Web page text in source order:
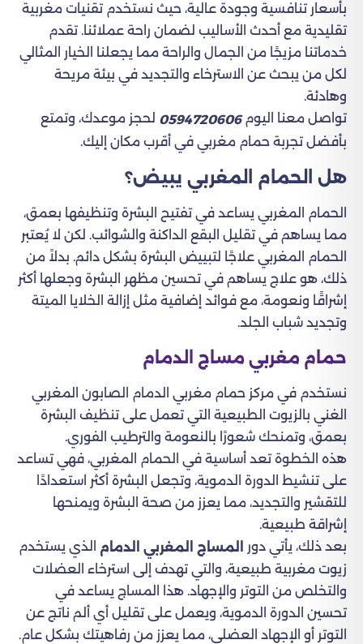
بأسعار تنافسية وجودة عالية، حيث نستخدم تقنيات مغربية
تقليدية مع أحدث الأساليب لضمان راحة عملائنا. تقدم
خدماتنا مزيجًا من الجمال والراحة مما يجعلنا الخيار المثالي
لكل من يبحث عن الاسترخاء والتجديد في بيئة مريحة
وهادئة.
تواصل معنا اليوم0594720606 لحجز موعدك، وتمتع
بأفضل تجربة حمام مغربي في أقرب مكان إليك.
هل الحمام المغربي يبيض؟
الحمام المغربي يساعد في تفتيح البشرة وتنظيفها بعمق،
مما يساهم في تقليل البقع الداكنة والشوائب. لكن لا يُعتبر
الحمام المغربي علاجًا لتبييض البشرة بشكل دائم. بدلاً من
ذلك، هو علاج يساهم في تحسين مظهر البشرة وجعلها أكثر
إشراقًا ونعومة، مع فوائد إضافية مثل إزالة الخلايا الميتة
وتجديد شباب الجلد.
حمام مغربي مساج الدمام
نستخدم في مركز حمام مغربي الدمام الصابون المغربي
الغني بالزيوت الطبيعية التي تعمل على تنظيف البشرة
بعمق، وتمنحك شعورًا بالنعومة والترطيب الفوري.
هذه الخطوة تعد أساسية في الحمام المغربي، فهي تساعد
على تنشيط الدورة الدموية، وتجعل البشرة أكثر استعدادًا
للتقشير والتجديد، مما يعزز من صحة البشرة ويمنحها
إشراقة طبيعية.
بعد ذلك، يأتي دور
المساج المغربي الدمام الذي يستخدم
زيوت مغربية طبيعية، والتي تهدف إلى استرخاء العضلات
والتخلص من التوتر والإجهاد. هذا المساج يساعد في
تحسين الدورة الدموية، ويعمل على تقليل أي ألم ناتج عن
التوتر أو الإجهاد العضلي، مما يعزز من رفاهيتك بشكل عام.